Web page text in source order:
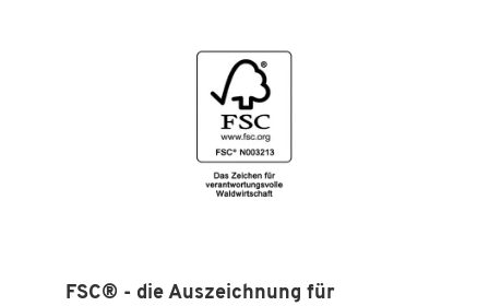
FSC® - die Auszeichnung für